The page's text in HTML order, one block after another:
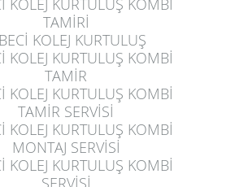
KOLEJ KURTULUŞ KOMBİ
TAMİRİ
KOLEJ KURTULUŞ
KOLEJ KURTULUŞ KOMBİ
TAMİR
KOLEJ KURTULUŞ KOMBİ
TAMİR SERVİSİ
KOLEJ KURTULUŞ KOMBİ
MONTAJ SERVİSİ
KOLEJ KURTULUŞ KOMBİ
SERVİSİ